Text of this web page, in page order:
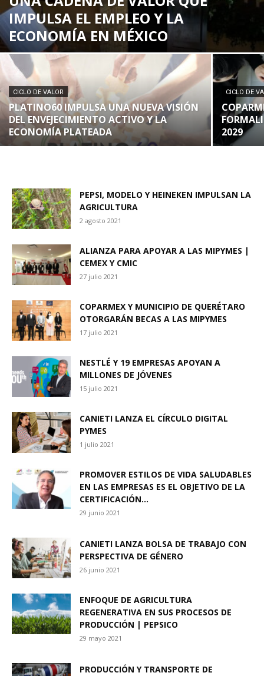
IMPULSA EL EMPLEO Y LA
ECONOMÍA EN MÉXICO
CICLO DE VALOR
PLATINO60 IMPULSA UNA NUEVA VISIÓN
DEL ENVEJECIMIENTO ACTIVO Y LA
ECONOMÍA PLATEADA
CICLO DE
2029
PEPSI, MODELO Y HEINEKEN IMPULSAN LA
AGRICULTURA
2 agosto 2021
ALIANZA PARA APOYAR A LAS MIPYMES |
CEMEX Y CMIC
27 julio 2021
COPARMEX Y MUNICIPIO DE QUERÉTARO
OTORGARÁN BECAS A LAS MIPYMES
17 julio 2021
NESTLÉ Y 19 EMPRESAS APOYAN A
MILLONES DE JÓVENES
15 julio 2021
CANIETI LANZA EL CÍRCULO DIGITAL
PYMES
1 julio 2021
PROMOVER ESTILOS DE VIDA SALUDABLES
EN LAS EMPRESAS ES EL OBJETIVO DE LA
CERTIFICACIÓN...
29 junio 2021
CANIETI LANZA BOLSA DE TRABAJO CON
PERSPECTIVA DE GÉNERO
26 junio 2021
ENFOQUE DE AGRICULTURA
REGENERATIVA EN SUS PROCESOS DE
PRODUCCIÓN | PEPSICO
29 mayo 2021
PRODUCCIÓN Y TRANSPORTE DE